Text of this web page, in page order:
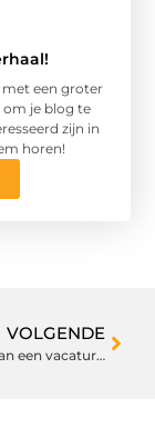
met een groter
om je blog te
zijn in
horen!
VOLGENDE
De invulling van een vacature Financial Controller, nu en in de toekomst